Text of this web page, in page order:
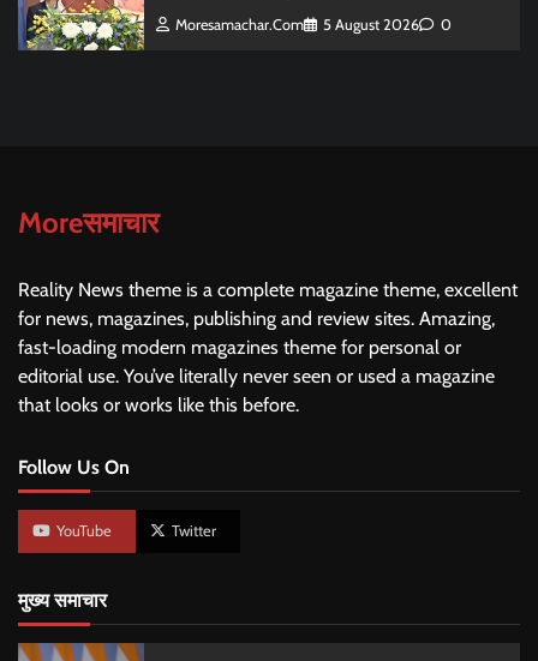
Moresamachar.com 5 August 2026 0
Moreसमाचार
Reality News theme is a complete magazine theme, excellent
for news, magazines, publishing and review sites. Amazing,
fast-loading modern magazines theme for personal or
editorial use. You’ve literally never seen or used a magazine
that looks or works like this before.
Follow Us On
YouTube Twitter
मुख्य समाचार